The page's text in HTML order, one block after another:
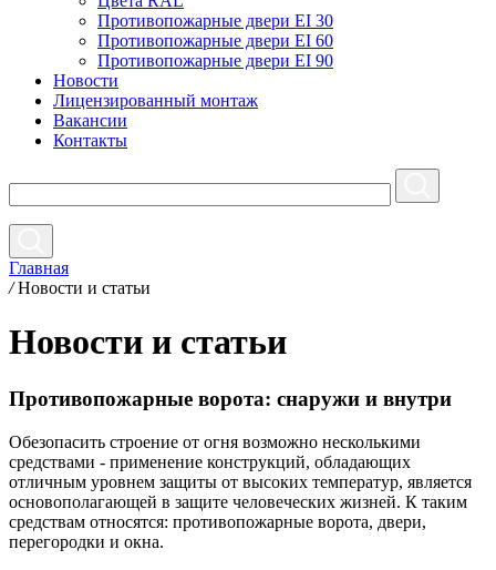
Противопожарные двери EI 30
Противопожарные двери EI 60
Противопожарные двери EI 90
Новости
Лицензированный монтаж
Вакансии
Контакты
Главная
/ Новости и статьи
Новости и статьи
Противопожарные ворота: снаружи и внутри
Обезопасить строение от огня возможно несколькими
средствами - применение конструкций, обладающих
отличным уровнем защиты от высоких температур, является
основополагающей в защите человеческих жизней. К таким
средствам относятся: противопожарные ворота, двери,
перегородки и окна.